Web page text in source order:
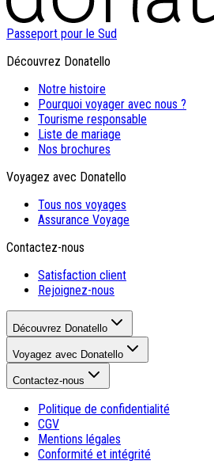
Passeport pour le Sud
Découvrez Donatello
Notre histoire
Pourquoi voyager avec nous ?
Tourisme responsable
Liste de mariage
Nos brochures
Voyagez avec Donatello
Tous nos voyages
Assurance Voyage
Contactez-nous
Satisfaction client
Rejoignez-nous
Découvrez Donatello
Voyagez avec Donatello
Contactez-nous
Politique de confidentialité
CGV
Mentions légales
Conformité et intégrité